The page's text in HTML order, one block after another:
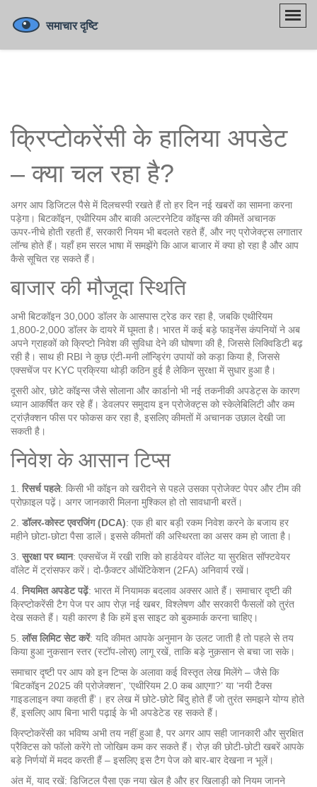
क्रिप्टोकरेंसी के हालिया अपडेट
– क्या चल रहा है?
अगर आप डिजिटल पैसे में दिलचस्पी रखते हैं तो हर दिन नई खबरों का सामना करना
पड़ेगा। बिटकॉइन, एथीरियम और बाकी अल्टरनेटिव कॉइन्स की कीमतें अचानक
ऊपर‑नीचे होती रहती हैं, सरकारी नियम भी बदलते रहते हैं, और नए प्रोजेक्ट्स लगातार
लॉन्च होते हैं। यहाँ हम सरल भाषा में समझेंगे कि आज बाजार में क्या हो रहा है और आप
कैसे सूचित रह सकते हैं।
बाजार की मौजूदा स्थिति
अभी बिटकॉइन 30,000 डॉलर के आसपास ट्रेड कर रहा है, जबकि एथीरियम
1,800‑2,000 डॉलर के दायरे में घूमता है। भारत में कई बड़े फाइनेंस कंपनियों ने अब
अपने ग्राहकों को क्रिप्टो निवेश की सुविधा देने की घोषणा की है, जिससे लिक्विडिटी बढ़
रही है। साथ ही RBI ने कुछ एंटी‑मनी लॉन्ड्रिंग उपायों को कड़ा किया है, जिससे
एक्सचेंज पर KYC प्रक्रिया थोड़ी कठिन हुई है लेकिन सुरक्षा में सुधार हुआ है।
दूसरी ओर, छोटे कॉइन्स जैसे सोलाना और कार्डानो भी नई तकनीकी अपडेट्स के कारण
ध्यान आकर्षित कर रहे हैं। डेवलपर समुदाय इन प्रोजेक्ट्स को स्केलेबिलिटी और कम
ट्रांज़ैक्शन फीस पर फोकस कर रहा है, इसलिए कीमतों में अचानक उछाल देखी जा
सकती है।
निवेश के आसान टिप्स
1. रिसर्च पहले: किसी भी कॉइन को खरीदने से पहले उसका प्रोजेक्ट पेपर और टीम की
प्रोफ़ाइल पढ़ें। अगर जानकारी मिलना मुश्किल हो तो सावधानी बरतें।
2. डॉलर‑कोस्ट एवरजिंग (DCA): एक ही बार बड़ी रकम निवेश करने के बजाय हर
महीने छोटा‑छोटा पैसा डालें। इससे कीमतों की अस्थिरता का असर कम हो जाता है।
3. सुरक्षा पर ध्यान: एक्सचेंज में रखी राशि को हार्डवेयर वॉलेट या सुरक्षित सॉफ्टवेयर
वॉलेट में ट्रांसफर करें। दो‑फ़ैक्टर ऑथेंटिकेशन (2FA) अनिवार्य रखें।
4. नियमित अपडेट पढ़ें: भारत में नियामक बदलाव अक्सर आते हैं। समाचार दृष्टी की
क्रिप्टोकरेंसी टैग पेज पर आप रोज़ नई खबर, विश्लेषण और सरकारी फैसलों को तुरंत
देख सकते हैं। यही कारण है कि हमें इस साइट को बुकमार्क करना चाहिए।
5. लॉस लिमिट सेट करें: यदि कीमत आपके अनुमान के उलट जाती है तो पहले से तय
किया हुआ नुकसान स्तर (स्टॉप‑लोस्) लागू रखें, ताकि बड़े नुक़सान से बचा जा सके।
समाचार दृष्टी पर आप को इन टिप्स के अलावा कई विस्तृत लेख मिलेंगे – जैसे कि
‘बिटकॉइन 2025 की प्रोजेक्शन’, ‘एथीरियम 2.0 कब आएगा?’ या ‘नयी टैक्स
गाइडलाइन क्या कहती हैं’। हर लेख में छोटे‑छोटे बिंदु होते हैं जो तुरंत समझने योग्य होते
हैं, इसलिए आप बिना भारी पढ़ाई के भी अपडेटेड रह सकते हैं।
क्रिप्टोकरेंसी का भविष्य अभी तय नहीं हुआ है, पर अगर आप सही जानकारी और सुरक्षित
प्रैक्टिस को फॉलो करेंगे तो जोखिम कम कर सकते हैं। रोज़ की छोटी‑छोटी खबरें आपके
बड़े निर्णयों में मदद करती हैं – इसलिए इस टैग पेज को बार‑बार देखना न भूलें।
अंत में, याद रखें: डिजिटल पैसा एक नया खेल है और हर खिलाड़ी को नियम जानने